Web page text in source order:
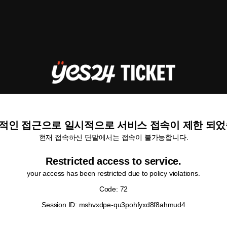
인 접근으로 일시적으로 서비스 접속이 제한 되
현재 접속하신 단말에서는 접속이 불가능합니다.
Restricted access to service.
your access has been restricted due to policy violations.
Code: 72
Session ID: mshvxdpe-qu3pohfyxd8f8ahmud4